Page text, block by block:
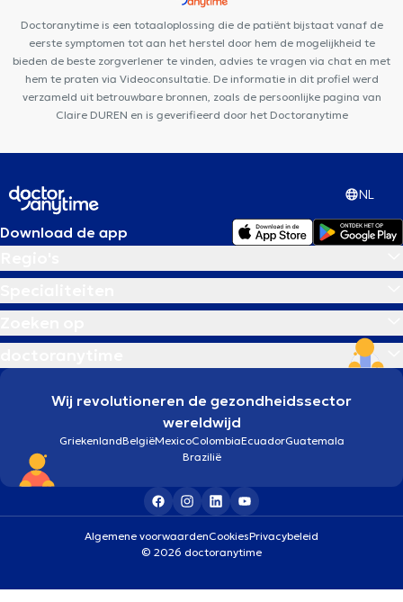
Doctoranytime is een totaaloplossing die de patiënt bijstaat vanaf de
eerste symptomen tot aan het herstel door hem de mogelijkheid te
bieden de beste zorgverlener te vinden, advies te vragen via chat en met
hem te praten via Videoconsultatie. De informatie in dit profiel werd
verzameld uit betrouwbare bronnen, zoals de persoonlijke pagina van
Claire DUREN en is geverifieerd door het Doctoranytime
NL
Download de app
Wij revolutioneren de gezondheidssector
wereldwijd
GriekenlandBelgiëMexicoColombiaEcuadorGuatemala
Brazilië
Algemene voorwaardenCookiesPrivacybeleid
© 2026 doctoranytime